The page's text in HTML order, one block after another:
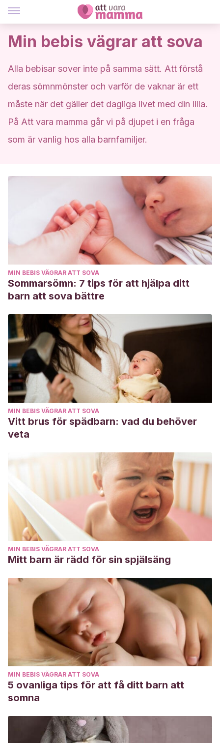
Min bebis vägrar att sova
Alla bebisar sover inte på samma sätt. Att förstå
deras sömnmönster och varför de vaknar är ett
måste när det gäller det dagliga livet med din lilla.
På Att vara mamma går vi på djupet i en fråga
som är vanlig hos alla barnfamiljer.
MIN BEBIS VÄGRAR ATT SOVA
Sommarsömn: 7 tips för att hjälpa ditt
barn att sova bättre
MIN BEBIS VÄGRAR ATT SOVA
Vitt brus för spädbarn: vad du behöver
veta
MIN BEBIS VÄGRAR ATT SOVA
Mitt barn är rädd för sin spjälsäng
MIN BEBIS VÄGRAR ATT SOVA
5 ovanliga tips för att få ditt barn att
somna